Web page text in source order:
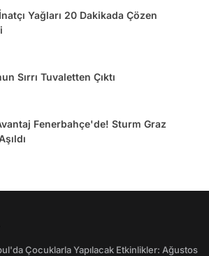
Yağları 20 Dakikada Çözen
Sırrı Tuvaletten Çıktı
Fenerbahçe'de! Sturm Graz
Çocuklarla Yapılacak Etkinlikler: Ağustos